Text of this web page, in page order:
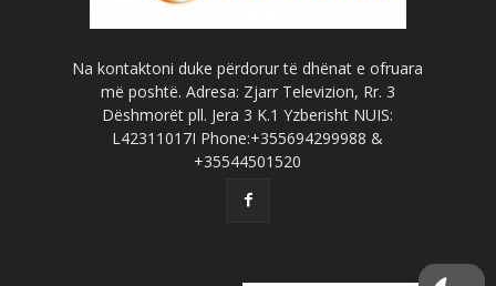
Na kontaktoni duke përdorur të dhënat e ofruara
më poshtë. Adresa: Zjarr Televizion, Rr. 3
Dëshmorët pll. Jera 3 K.1 Yzberisht NUIS:
L42311017I Phone:+355694299988 &
+35544501520